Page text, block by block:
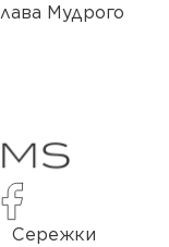
Мудрого
Сережки